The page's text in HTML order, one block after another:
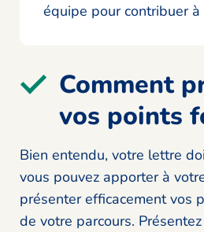
équipe pour contribuer
Comment
vos points
Bien entendu, votre lettre
vous pouvez apporter à
présenter efficacement vos
de votre parcours.